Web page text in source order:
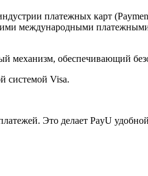
платежных карт
международными
механизм, обеспечивающий
системой Visa.
Это делает PayU